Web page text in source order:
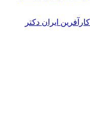
ایران دکتر